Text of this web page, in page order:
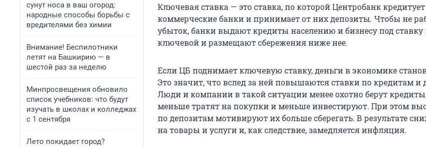
сунут носа в ваш огород:
народные способы борьбы с
вредителями без химии
Внимание! Беспилотники
летят на Башкирию — в
шестой раз за неделю
Минпросвещения обновило
список учебников: что будут
изучать в школах и колледжах
с 1 сентября
Лето покидает город?
Ключевая ставка — это ставка, по которой Центробанк кредитует
коммерческие банки и принимает от них депозиты. Чтобы не
убыток, банки выдают кредиты населению и бизнесу под
ключевой и размещают сбережения ниже нее.
Если ЦБ поднимает ключевую ставку, деньги в экономике
Это значит, что вслед за ней повышаются ставки по кредитам и
Люди и компании в такой ситуации менее охотно берут
меньше тратят на покупки и меньше инвестируют. При этом
по депозитам мотивируют их больше сберегать. В результате
на товары и услуги и, как следствие, замедляется инфляция.